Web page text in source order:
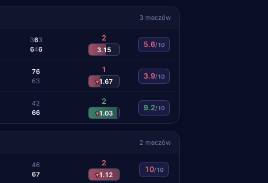
3 meczów
3
6
6
4
3
6
2
3.15
5.6/10
7
6
6
3
1
▾1.67
3.9/10
4
6
2
6
2
▾1.03
9.2/10
2 meczów
4
6
6
7
2
▾1.12
10/10